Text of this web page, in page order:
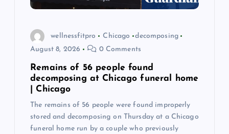
wellnessfitpro Chicago
decomposing
August 8, 2026
0 Comments
Remains of 56 people found
decomposing at Chicago funeral home
| Chicago
The remains of 56 people were found improperly
stored and decomposing on Thursday at a Chicago
funeral home run by a couple who previously